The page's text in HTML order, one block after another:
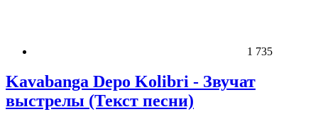
1 735
Kavabanga Depo Kolibri - Звучат
выстрелы (Текст песни)